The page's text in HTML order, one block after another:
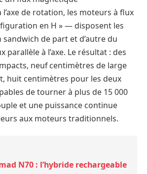
de rotation, les moteurs à flux
en H » — disposent les
de part et d’autre du
parallèle à l’axe. Le résultat : des
neuf centimètres de large
huit centimètres pour les deux
de tourner à plus de 15 000
et une puissance continue
aux moteurs traditionnels.
N70 : l’hybride rechargeable